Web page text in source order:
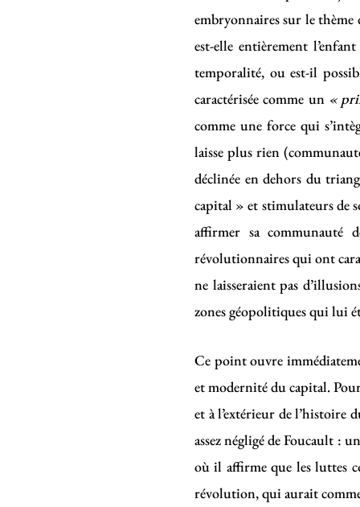
embryonnaires sur le
est-elle entièrement
temporalité, ou est-il
caractérisée comme un «
comme une force qui
laisse plus rien
déclinée en dehors du
capital » et stimulateurs de
affirmer sa communauté
révolutionnaires qui ont
ne laisseraient pas
zones géopolitiques qui lui
Ce point ouvre
et modernité du capital.
et à l’extérieur de l’histoire
assez négligé de Foucault :
où il affirme que les luttes
révolution, qui aurait